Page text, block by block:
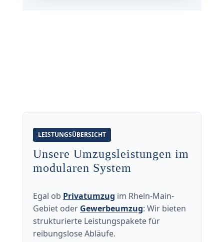
LEISTUNGSÜBERSICHT
Unsere Umzugsleistungen im
modularen System
Egal ob Privatumzug im Rhein-Main-
Gebiet oder Gewerbeumzug: Wir bieten
strukturierte Leistungspakete für
reibungslose Abläufe.